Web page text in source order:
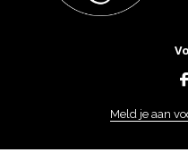
Meld je aan